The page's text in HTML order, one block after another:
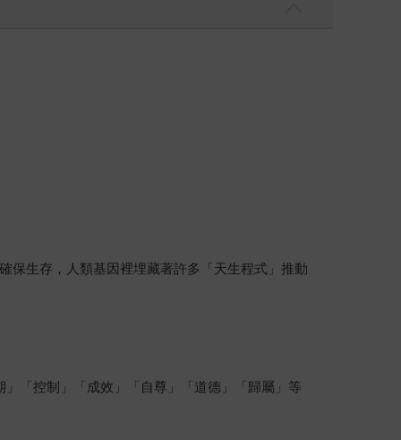
保生存，人類基因裡埋藏著許多「天生程式」推動
「控制」「成效」「自尊」「道德」「歸屬」等